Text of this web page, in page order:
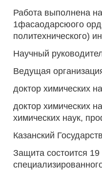
Работа выполнена
1фасаодарсюого
политехнического)
Научный
Ведущая
доктор химических
доктор химических
химических наук,
Казанский
Защита состоится